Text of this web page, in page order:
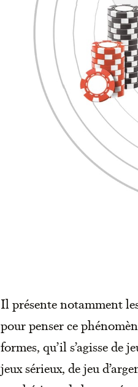
Il présente notamment
pour penser ce
formes, qu’il s’agisse de
jeux sérieux, de jeu